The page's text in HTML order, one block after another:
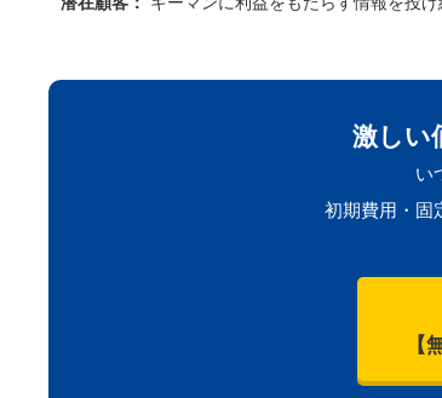
激しい
い
初期費用・固
【